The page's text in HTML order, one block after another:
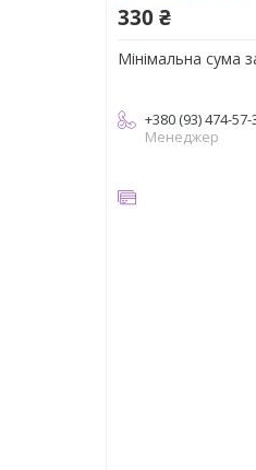
330 ₴
Мінімальна сума
+380 (93) 474-57-
Менеджер